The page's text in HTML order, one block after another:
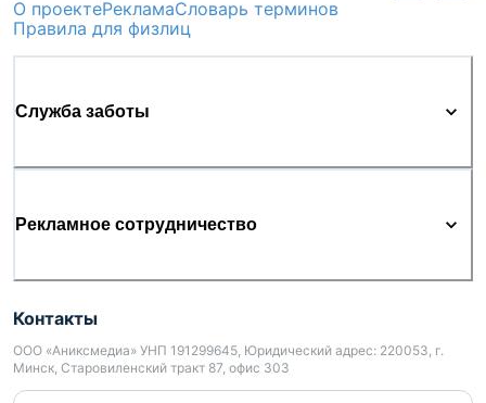
О проектеРекламаСловарь терминов
Правила для физлиц
Служба заботы
Рекламное сотрудничество
Контакты
ООО «Аниксмедиа» УНП 191299645, Юридический адрес: 220053, г.
Минск, Старовиленский тракт 87, офис 303